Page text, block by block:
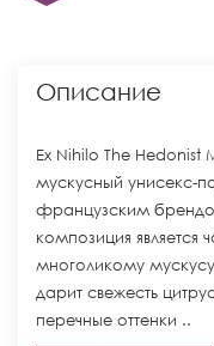
Описание
Ex Nihilo The
мускусный унисекс-
французским
композиция является
многоликому
дарит свежесть
перечные оттенки ..